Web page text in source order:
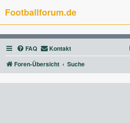
Footballforum.de
FAQ Kontakt
Foren-Übersicht
Suche